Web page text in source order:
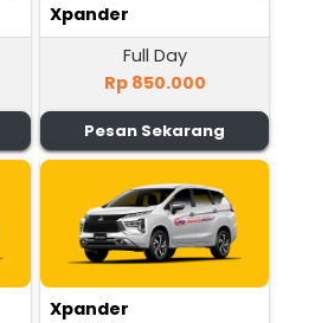
Xpander
Full Day
Rp 850.000
Pesan Sekarang
Xpander